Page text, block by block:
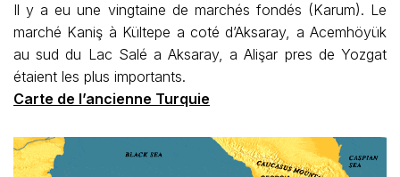
Il y a eu une vingtaine de marchés fondés (Karum). Le
marché Kaniş à Kültepe a coté d’Aksaray, a Acemhöyük
au sud du Lac Salé a Aksaray, a Alişar pres de Yozgat
étaient les plus importants.
Carte de l’ancienne Turquie